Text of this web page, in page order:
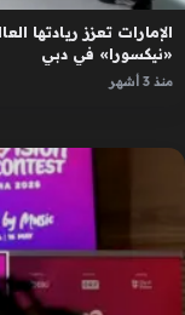
الإمارات تعزز ريادتها
«نيكسورا» في دبي
منذ 3 أشهر